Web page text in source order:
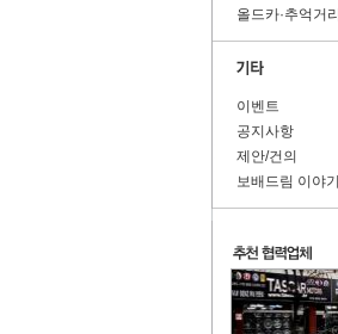
올드카·추억거리
이벤트
공지사항
제안/건의
보배드림 이야기